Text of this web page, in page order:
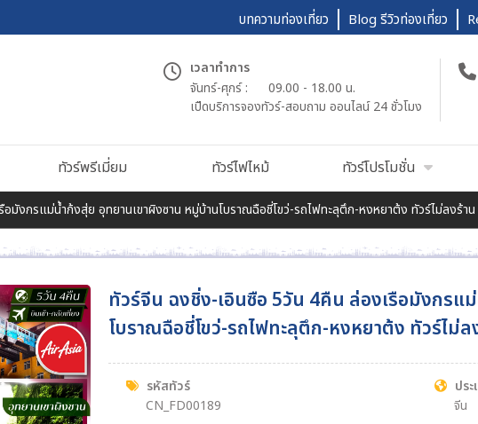
บทความท่องเที่ยว Blog รีวิวท่องเที่ยว
เวลาทำการ
จันทร์-ศุกร์ :
09.00 - 18.00 น.
เปืดบริการจองทัวร์-สอบถาม ออนไลน์ 24 ชั่วโมง
ทัวร์พรีเมี่ยม ทัวร์ไฟไหม้ ทัวร์โปรโมชั่น
มังกรแม่น้ำก้งสุ่ย อุทยานเขาผิงซาน หมู่บ้านโบราณฉือชี่โขว่-รถไฟทะลุตึก-หงหยาต้ง ทัวร์ไม่ลงร้า
ทัวร์จีน ฉงชิ่ง-เอินซือ 5วัน 4คืน ล่องเรือมังกรแ
โบราณฉือชี่โขว่-รถไฟทะลุตึก-หงหยาต้ง ทัวร์ไม่
รหัสทัวร์
CN_FD00189
ประ
จีน